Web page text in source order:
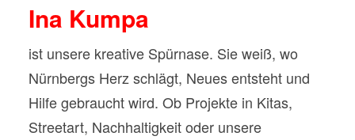
Ina Kumpa
ist unsere kreative Spürnase. Sie weiß, wo
Nürnbergs Herz schlägt, Neues entsteht und
Hilfe gebraucht wird. Ob Projekte in Kitas,
Streetart, Nachhaltigkeit oder unsere